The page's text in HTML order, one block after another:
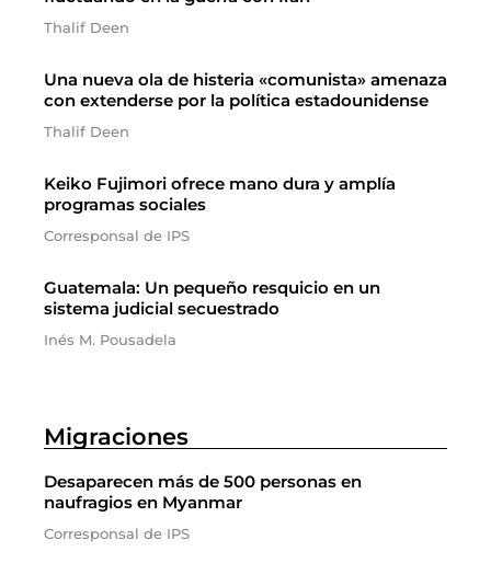
Thalif Deen
Una nueva ola de histeria «comunista» amenaza
con extenderse por la política estadounidense
Thalif Deen
Keiko Fujimori ofrece mano dura y amplía
programas sociales
Corresponsal de IPS
Guatemala: Un pequeño resquicio en un
sistema judicial secuestrado
Inés M. Pousadela
Migraciones
Desaparecen más de 500 personas en
naufragios en Myanmar
Corresponsal de IPS